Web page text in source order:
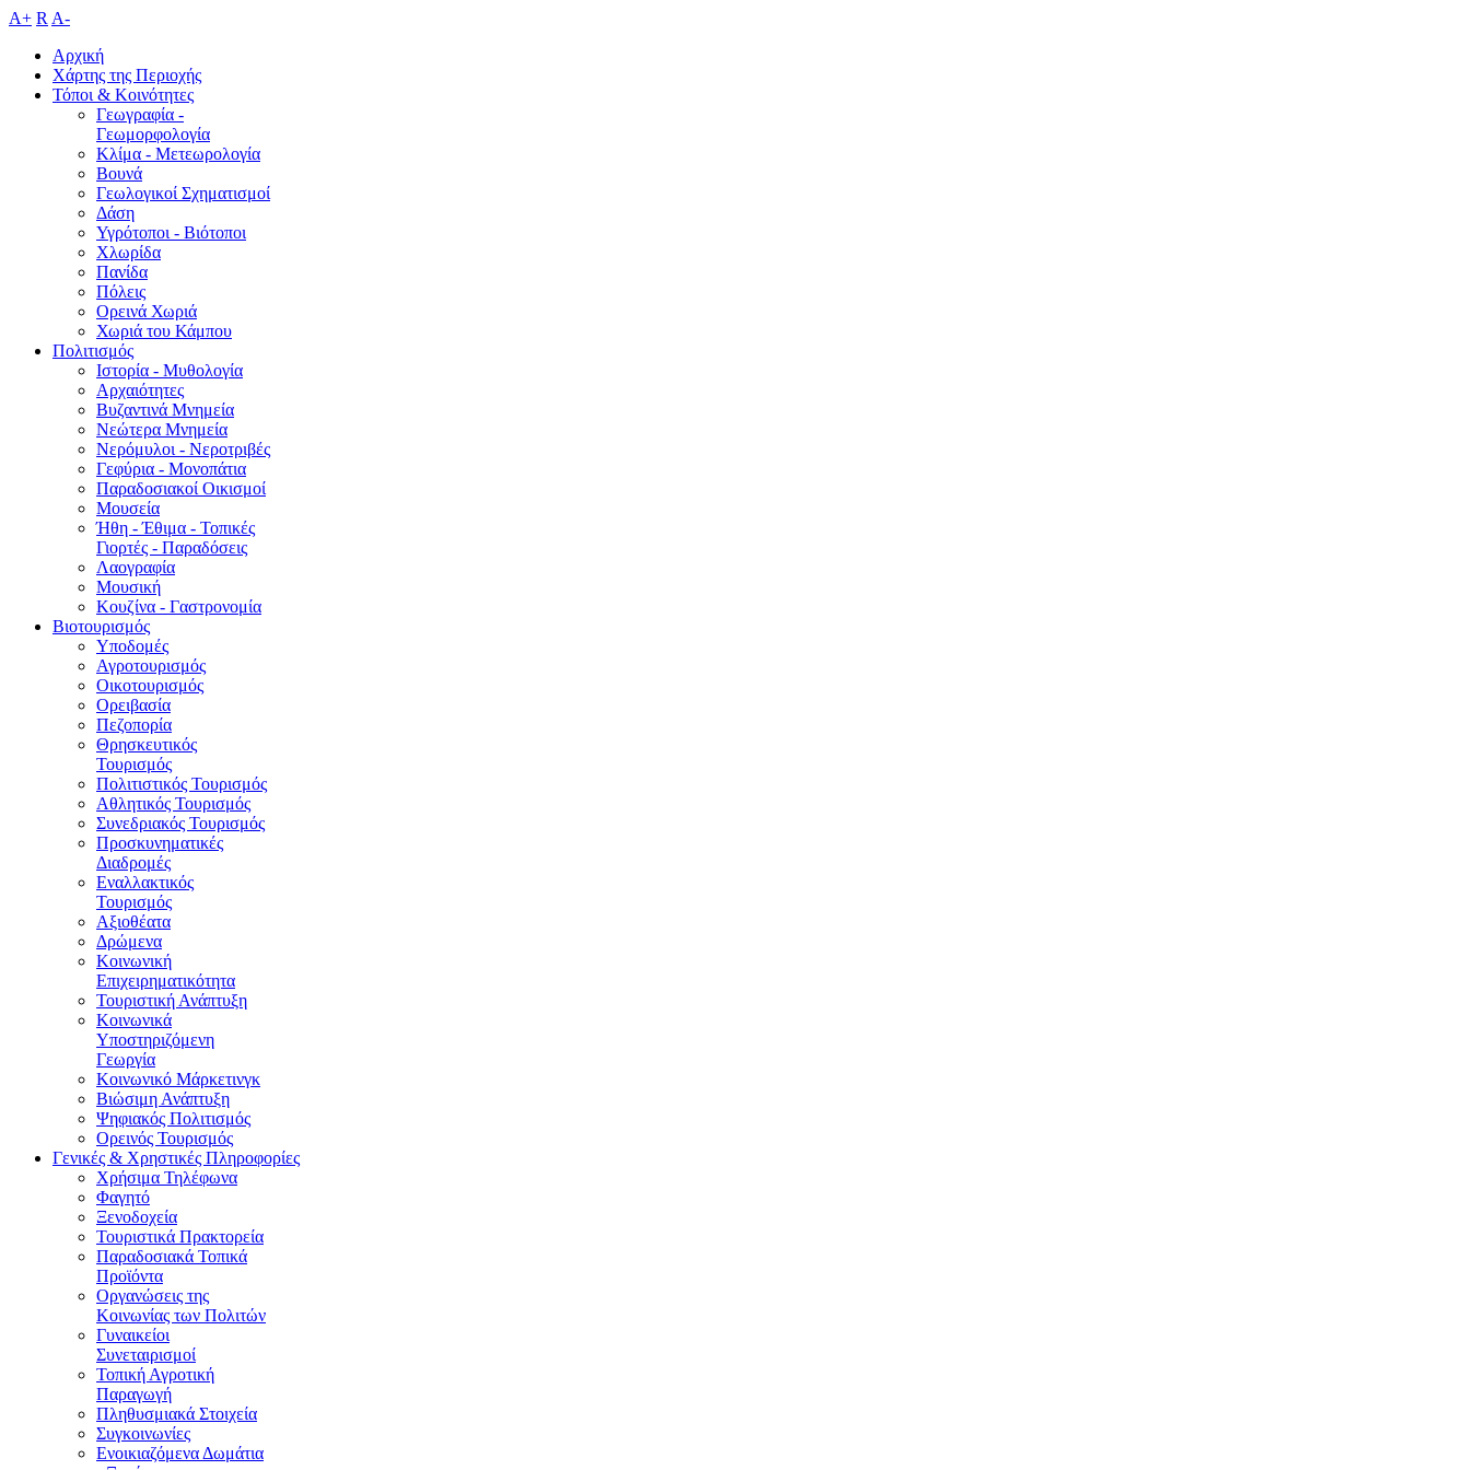
A+ R A-
Αρχική
Χάρτης της Περιοχής
Τόποι & Κοινότητες
Γεωγραφία -
Γεωμορφολογία
Κλίμα - Mετεωρολογία
Βουνά
Γεωλογικοί Σχηματισμοί
Δάση
Υγρότοποι - Βιότοποι
Χλωρίδα
Πανίδα
Πόλεις
Ορεινά Χωριά
Χωριά του Κάμπου
Πολιτισμός
Ιστορία - Μυθολογία
Αρχαιότητες
Βυζαντινά Μνημεία
Νεώτερα Μνημεία
Νερόμυλοι - Nεροτριβές
Γεφύρια - Μονοπάτια
Παραδοσιακοί Οικισμοί
Μουσεία
Ήθη - Έθιμα - Τοπικές
Γιορτές - Παραδόσεις
Λαογραφία
Μουσική
Κουζίνα - Γαστρονομία
Βιοτουρισμός
Υποδομές
Αγροτουρισμός
Οικοτουρισμός
Ορειβασία
Πεζοπορία
Θρησκευτικός
Τουρισμός
Πολιτιστικός Τουρισμός
Αθλητικός Τουρισμός
Συνεδριακός Τουρισμός
Προσκυνηματικές
Διαδρομές
Εναλλακτικός
Τουρισμός
Αξιοθέατα
Δρώμενα
Κοινωνική
Επιχειρηματικότητα
Τουριστική Ανάπτυξη
Κοινωνικά
Υποστηριζόμενη
Γεωργία
Κοινωνικό Μάρκετινγκ
Βιώσιμη Ανάπτυξη
Ψηφιακός Πολιτισμός
Ορεινός Τουρισμός
Γενικές & Χρηστικές Πληροφορίες
Χρήσιμα Τηλέφωνα
Φαγητό
Ξενοδοχεία
Τουριστικά Πρακτορεία
Παραδοσιακά Τοπικά
Προϊόντα
Οργανώσεις της
Κοινωνίας των Πολιτών
Γυναικείοι
Συνεταιρισμοί
Τοπική Αγροτική
Παραγωγή
Πληθυσμιακά Στοιχεία
Συγκοινωνίες
Ενοικιαζόμενα Δωμάτια